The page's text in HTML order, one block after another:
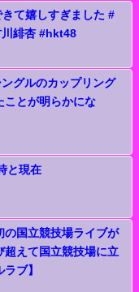
て嬉しすぎました #
川緋杏 #hkt48
グルのカップリング
ことが明らかにな
と現在
の国立競技場ライブが
超えて国立競技場に立
ブ】